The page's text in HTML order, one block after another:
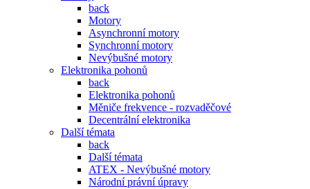
back
Motory
Asynchronní motory
Synchronní motory
Nevýbušné motory
Elektronika pohonů
back
Elektronika pohonů
Měniče frekvence - rozvaděčové
Decentrální elektronika
Další témata
back
Další témata
ATEX - Nevýbušné motory
Národní právní úpravy